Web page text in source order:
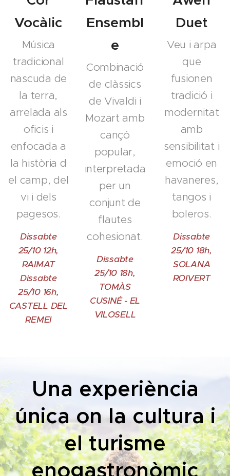
Vocàlic
Música
tradicional
nascuda de
la terra,
arrelada als
oficis i
enfocada a
la història d
el camp, del
vi i dels
pagesos.
Dissabte
25/10 12h,
RAIMAT
Dissabte
25/10 16h,
CASTELL DEL
REMEI
Ensembl
e
Combinació
de clàssics
de Vivaldi i
Mozart amb
cançó
popular,
interpretada
per un
conjunt de
flautes
cohesionat.
Dissabte
25/10 18h,
TOMÀS
CUSINÉ - EL
VILOSELL
Duet
Veu i arpa
que
fusionen
tradició i
modernitat
amb
sensibilitat i
emoció en
havaneres,
tangos i
boleros.
Dissabte
25/10 18h,
SOLANA
ROIVERT
Una experiència
única on la cultura i
el turisme
enogastronòmic